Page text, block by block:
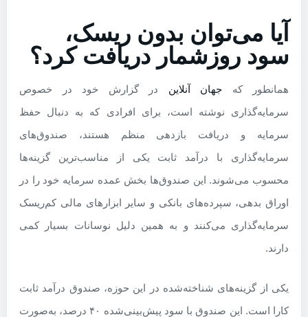
آیا می‌توان بدون ریسک،
سود روزشمار دریافت کرد؟
همانطور که جهان آنلاین در گزارش خود در خصوص
سرمایه‌گذاری نوشته است، برای افرادی که به دنبال حفظ
سرمایه و دریافت بازدهی منظم هستند، صندوق‌های
سرمایه‌گذاری با درآمد ثابت یکی از مناسب‌ترین گزینه‌ها
محسوب می‌شوند. این صندوق‌ها بخش عمده سرمایه خود را در
اوراق بدهی، سپرده‌های بانکی و سایر ابزارهای مالی کم‌ریسک
سرمایه‌گذاری می‌کنند و به همین دلیل نوسانات بسیار کمی
دارند.
یکی از گزینه‌های شناخته‌شده در این حوزه، صندوق درآمد ثابت
کارا است. این صندوق با سود پیش‌بینی‌شده ۴۰ درصد، به‌صورت